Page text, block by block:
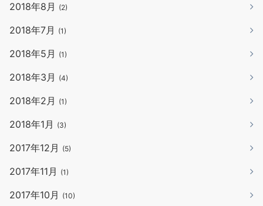
2018年8月 (2)
2018年7月 (1)
2018年5月 (1)
2018年3月 (4)
2018年2月 (1)
2018年1月 (3)
2017年12月 (5)
2017年11月 (1)
2017年10月 (10)